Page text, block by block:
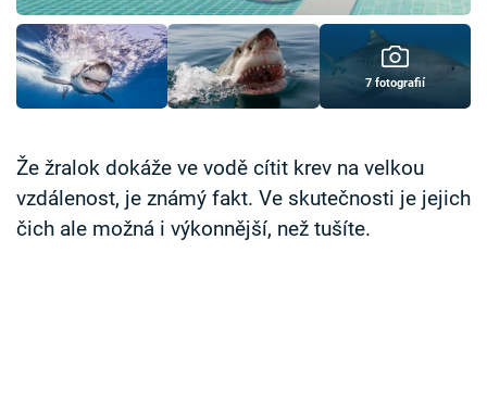
Sledujte prima+
Přihlášení
Sledujte nás
7 fotografií
Že žralok dokáže ve vodě cítit krev na velkou
vzdálenost, je známý fakt. Ve skutečnosti je jejich
čich ale možná i výkonnější, než tušíte.